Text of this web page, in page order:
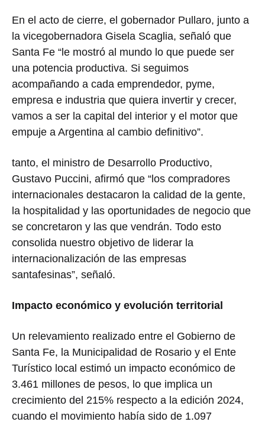
En el acto de cierre, el gobernador Pullaro, junto a
la vicegobernadora Gisela Scaglia, señaló que
Santa Fe “le mostró al mundo lo que puede ser
una potencia productiva. Si seguimos
acompañando a cada emprendedor, pyme,
empresa e industria que quiera invertir y crecer,
vamos a ser la capital del interior y el motor que
empuje a Argentina al cambio definitivo”.
tanto, el ministro de Desarrollo Productivo,
Gustavo Puccini, afirmó que “los compradores
internacionales destacaron la calidad de la gente,
la hospitalidad y las oportunidades de negocio que
se concretaron y las que vendrán. Todo esto
consolida nuestro objetivo de liderar la
internacionalización de las empresas
santafesinas”, señaló.
Impacto económico y evolución territorial
Un relevamiento realizado entre el Gobierno de
Santa Fe, la Municipalidad de Rosario y el Ente
Turístico local estimó un impacto económico de
3.461 millones de pesos, lo que implica un
crecimiento del 215% respecto a la edición 2024,
cuando el movimiento había sido de 1.097